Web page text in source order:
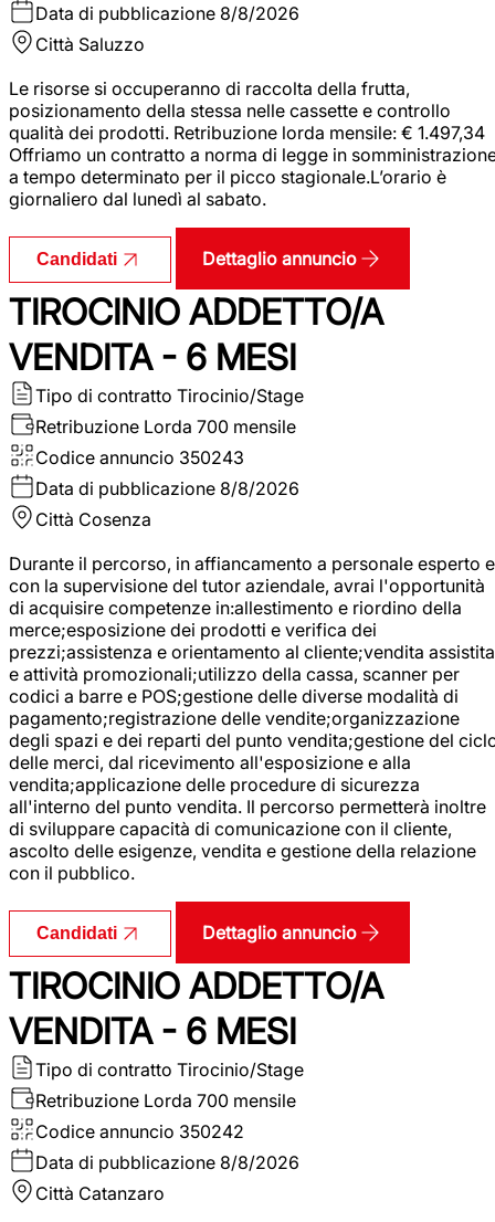
Data di pubblicazione 8/8/2026
Città Saluzzo
Le risorse si occuperanno di raccolta della frutta,
posizionamento della stessa nelle cassette e controllo
qualità dei prodotti. Retribuzione lorda mensile: € 1.497,34
Offriamo un contratto a norma di legge in
a tempo determinato per il picco stagionale.L’orario è
giornaliero dal lunedì al sabato.
Candidati Dettaglio annuncio
TIROCINIO ADDETTO/A
VENDITA - 6 MESI
Tipo di contratto Tirocinio/Stage
Retribuzione Lorda 700 mensile
Codice annuncio 350243
Data di pubblicazione 8/8/2026
Città Cosenza
Durante il percorso, in affiancamento a personale esperto e
con la supervisione del tutor aziendale, avrai l'opportunità
di acquisire competenze in:allestimento e riordino della
merce;esposizione dei prodotti e verifica dei
prezzi;assistenza e orientamento al cliente;vendita assistita
e attività promozionali;utilizzo della cassa, scanner per
codici a barre e POS;gestione delle diverse modalità di
pagamento;registrazione delle vendite;organizzazione
degli spazi e dei reparti del punto vendita;gestione del
delle merci, dal ricevimento all'esposizione e alla
vendita;applicazione delle procedure di sicurezza
all'interno del punto vendita. Il percorso permetterà inoltre
di sviluppare capacità di comunicazione con il cliente,
ascolto delle esigenze, vendita e gestione della relazione
con il pubblico.
Candidati Dettaglio annuncio
TIROCINIO ADDETTO/A
VENDITA - 6 MESI
Tipo di contratto Tirocinio/Stage
Retribuzione Lorda 700 mensile
Codice annuncio 350242
Data di pubblicazione 8/8/2026
Città Catanzaro